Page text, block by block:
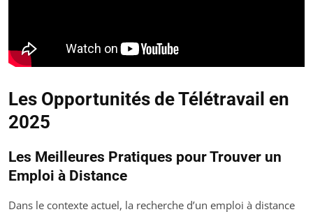
Les Opportunités de Télétravail en
2025
Les Meilleures Pratiques pour Trouver un
Emploi à Distance
Dans le contexte actuel, la recherche d’un emploi à distance